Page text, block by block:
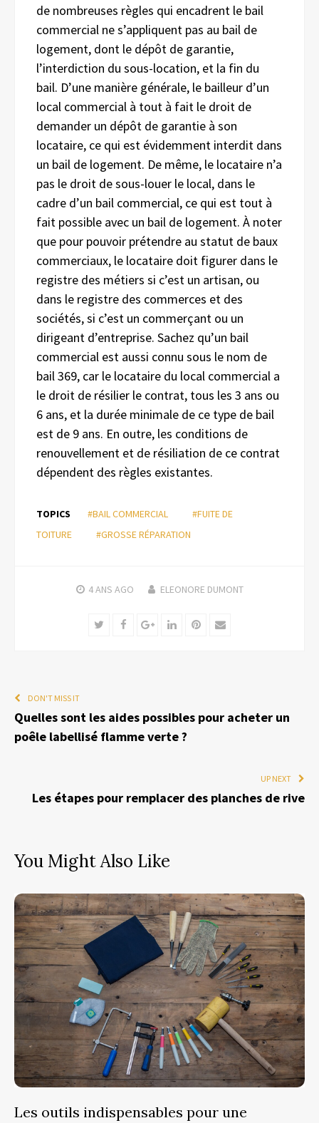
de nombreuses règles qui encadrent le bail
commercial ne s’appliquent pas au bail de
logement, dont le dépôt de garantie,
l’interdiction du sous-location, et la fin du
bail. D’une manière générale, le bailleur d’un
local commercial à tout à fait le droit de
demander un dépôt de garantie à son
locataire, ce qui est évidemment interdit dans
un bail de logement. De même, le locataire n’a
pas le droit de sous-louer le local, dans le
cadre d’un bail commercial, ce qui est tout à
fait possible avec un bail de logement. À noter
que pour pouvoir prétendre au statut de baux
commerciaux, le locataire doit figurer dans le
registre des métiers si c’est un artisan, ou
dans le registre des commerces et des
sociétés, si c’est un commerçant ou un
dirigeant d’entreprise. Sachez qu’un bail
commercial est aussi connu sous le nom de
bail 369, car le locataire du local commercial a
le droit de résilier le contrat, tous les 3 ans ou
6 ans, et la durée minimale de ce type de bail
est de 9 ans. En outre, les conditions de
renouvellement et de résiliation de ce contrat
dépendent des règles existantes.
TOPICS #BAIL COMMERCIAL
#FUITE DE
TOITURE
#GROSSE RÉPARATION
4 ANS AGO ELEONORE DUMONT
TwitterFacebookGoogle+LinkedInPinterest
Email
DON'T MISS IT
Quelles sont les aides possibles pour acheter un
poêle labellisé flamme verte ?
UP NEXT
Les étapes pour remplacer des planches de rive
You Might Also Like
Les outils indispensables pour une